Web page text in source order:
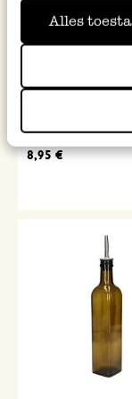
Alles
Bouteille à huile,
8,95 €